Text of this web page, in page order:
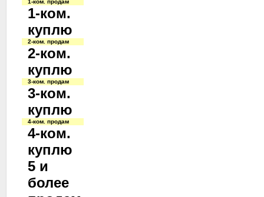
1-ком. продам
1-ком.
куплю
2-ком. продам
2-ком.
куплю
3-ком. продам
3-ком.
куплю
4-ком. продам
4-ком.
куплю
5 и
более